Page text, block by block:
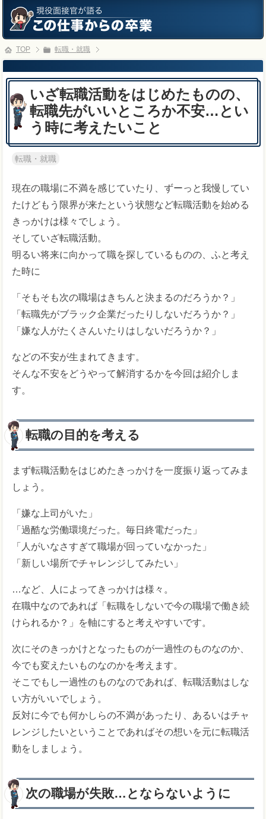
TOP 転職・就職
いざ転職活動をはじめたものの、
転職先がいいところか不安…とい
う時に考えたいこと
転職・就職
現在の職場に不満を感じていたり、ずーっと我慢してい
たけどもう限界が来たという状態など転職活動を始める
きっかけは様々でしょう。
そしていざ転職活動。
明るい将来に向かって職を探しているものの、ふと考え
た時に
「そもそも次の職場はきちんと決まるのだろうか？」
「転職先がブラック企業だったりしないだろうか？」
「嫌な人がたくさんいたりはしないだろうか？」
などの不安が生まれてきます。
そんな不安をどうやって解消するかを今回は紹介しま
す。
転職の目的を考える
まず転職活動をはじめたきっかけを一度振り返ってみま
しょう。
「嫌な上司がいた」
「過酷な労働環境だった。毎日終電だった」
「人がいなさすぎて職場が回っていなかった」
「新しい場所でチャレンジしてみたい」
…など、人によってきっかけは様々。
在職中なのであれば「転職をしないで今の職場で働き続
けられるか？」を軸にすると考えやすいです。
次にそのきっかけとなったものが一過性のものなのか、
今でも変えたいものなのかを考えます。
そこでもし一過性のものなのであれば、転職活動はしな
い方がいいでしょう。
反対に今でも何かしらの不満があったり、あるいはチャ
レンジしたいということであればその想いを元に転職活
動をしましょう。
次の職場が失敗…とならないように